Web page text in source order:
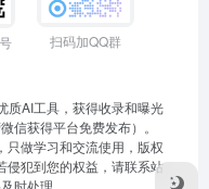
扫码加QQ群
质AI工具，获得收录和曝光
信获得平台免费发布）。
只做学习和交流使用，版权
侵犯到您的权益，请联系站
时处理。